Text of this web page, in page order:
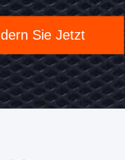
Sie Jetzt